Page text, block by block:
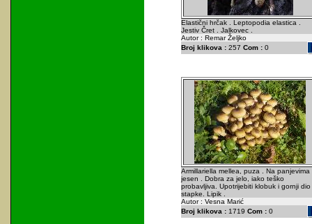
Elastični hrčak . Leptopodia elastica .
Jestiv Čret . Jalkovec .
Autor : Remar Željko
Broj klikova :257 Com :0
Armillariella mellea, puza . Na panjevima
jesen . Dobra za jelo, iako teško
probavljiva. Upotrijebiti klobuk i gornji dio
stapke. Lipik .
Autor : Vesna Marić
Broj klikova :1719 Com :0